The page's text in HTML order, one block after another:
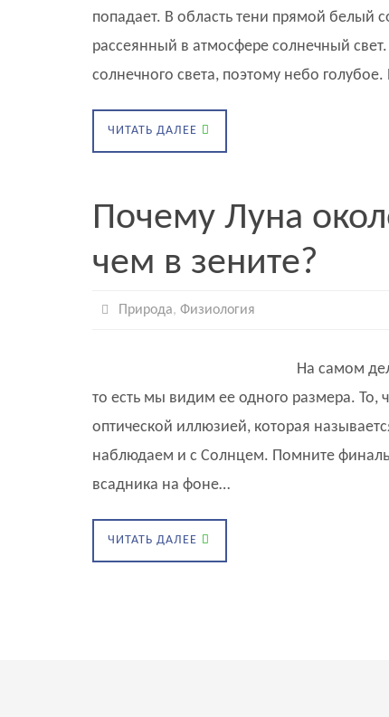
попадает. В область тени прямой белый
рассеянный в атмосфере солнечный
солнечного света, поэтому небо
ЧИТАТЬ ДАЛЕЕ
Почему Луна
чем в зените?
Природа, Физиология
На самом
то есть мы видим ее одного размера. То,
оптической иллюзией, которая
наблюдаем и с Солнцем. Помните
всадника на фоне…
ЧИТАТЬ ДАЛЕЕ